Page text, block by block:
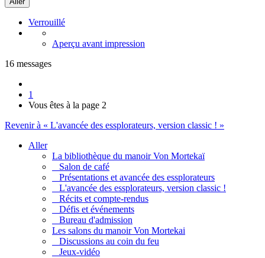
Verrouillé
Aperçu avant impression
16 messages
1
Vous êtes à la page 2
Revenir à « L'avancée des essplorateurs, version classic ! »
Aller
La bibliothèque du manoir Von Mortekaï
Salon de café
Présentations et avancée des essplorateurs
L'avancée des essplorateurs, version classic !
Récits et compte-rendus
Défis et événements
Bureau d'admission
Les salons du manoir Von Mortekai
Discussions au coin du feu
Jeux-vidéo